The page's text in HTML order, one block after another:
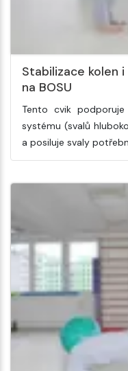
Stabilizace kolen
na BOSU
Tento cvik
systému (svalů
a posiluje svaly